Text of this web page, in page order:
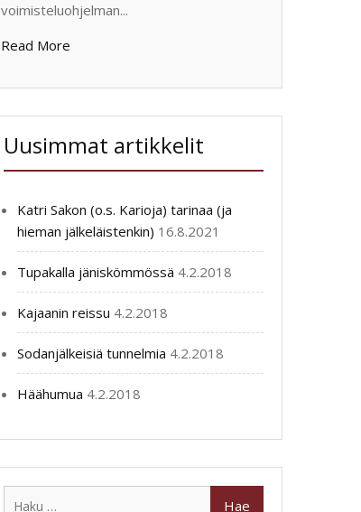
voimisteluohjelman...
Read More
Uusimmat artikkelit
Katri Sakon (o.s. Karioja) tarinaa (ja
hieman jälkeläistenkin) 16.8.2021
Tupakalla jäniskömmössä 4.2.2018
Kajaanin reissu 4.2.2018
Sodanjälkeisiä tunnelmia 4.2.2018
Häähumua 4.2.2018